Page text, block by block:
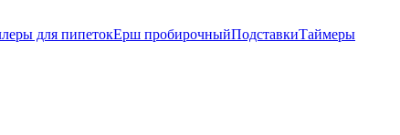
для пипетокЕрш пробирочныйПодставкиТаймеры